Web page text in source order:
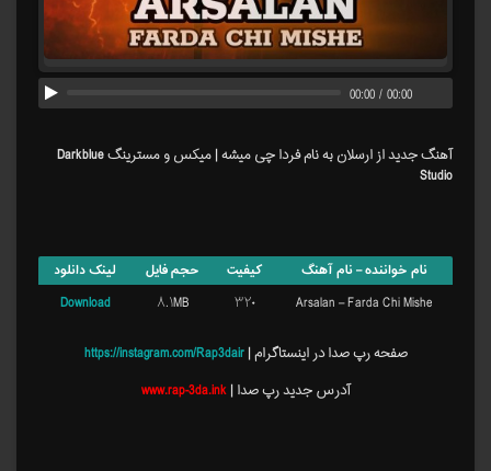
00:00/00:00
آهنگ جدید از ارسلان به نام فردا چی میشه | میکس و مسترینگ Darkblue
Studio
نام خواننده – نام آهنگ کیفیت حجم فایل
لینک دانلود
Arsalan – Farda Chi Mishe
۳۲۰ ۸.۱MB Download
صفحه رپ صدا در اینستاگرام |https://instagram.com/Rap3dair
آدرس جدید رپ صدا |www.rap-3da.ink